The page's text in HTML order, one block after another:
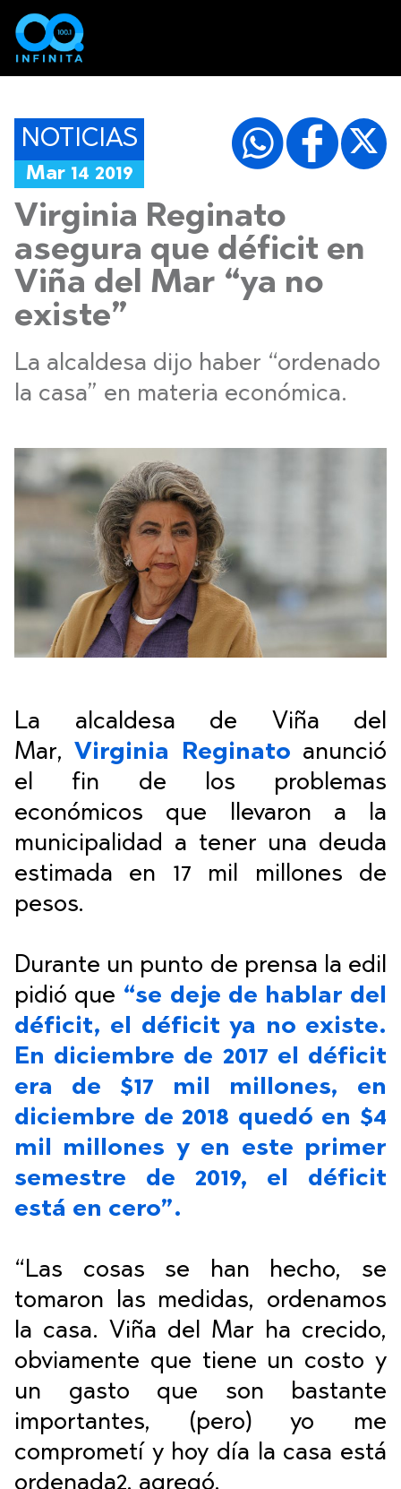
NOTICIAS
Mar 14 2019
Virginia Reginato
asegura que déficit en
Viña del Mar “ya no
existe”
La alcaldesa dijo haber “ordenado
la casa” en materia económica.
La alcaldesa de Viña del
Mar, Virginia Reginato anunció
el fin de los problemas
económicos que llevaron a la
municipalidad a tener una deuda
estimada en 17 mil millones de
pesos.
Durante un punto de prensa la edil
pidió que “se deje de hablar del
déficit, el déficit ya no existe.
En diciembre de 2017 el déficit
era de $17 mil millones, en
diciembre de 2018 quedó en $4
mil millones y en este primer
semestre de 2019, el déficit
está en cero”.
“Las cosas se han hecho, se
tomaron las medidas, ordenamos
la casa. Viña del Mar ha crecido,
obviamente que tiene un costo y
un gasto que son bastante
importantes, (pero) yo me
comprometí y hoy día la casa está
ordenada2, agregó.